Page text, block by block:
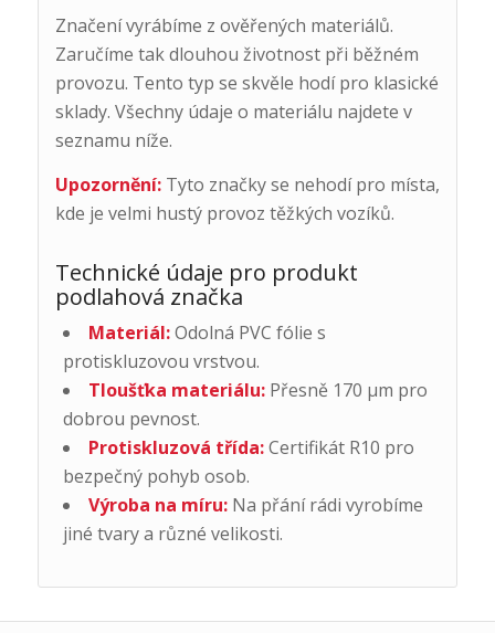
Značení vyrábíme z ověřených materiálů.
Zaručíme tak dlouhou životnost při běžném
provozu. Tento typ se skvěle hodí pro klasické
sklady. Všechny údaje o materiálu najdete v
seznamu níže.
Upozornění:Tyto značky se nehodí pro místa,
kde je velmi hustý provoz těžkých vozíků.
Technické údaje pro produkt
podlahová značka
Materiál:Odolná PVC fólie s
protiskluzovou vrstvou.
Tloušťka materiálu:Přesně 170 μm pro
dobrou pevnost.
Protiskluzová třída:Certifikát R10 pro
bezpečný pohyb osob.
Výroba na míru:Na přání rádi vyrobíme
jiné tvary a různé velikosti.